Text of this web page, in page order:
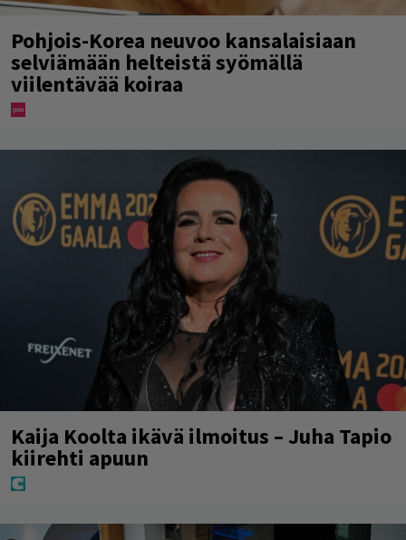
Pohjois-Korea neuvoo kansalaisiaan
selviämään helteistä syömällä
viilentävää koiraa
Kaija Koolta ikävä ilmoitus – Juha Tapio
kiirehti apuun